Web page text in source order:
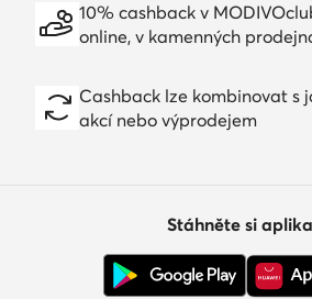
10% cashback v
online, v kamenných
Cashback lze kombinovat s
akcí nebo výprodejem
Stáhněte si